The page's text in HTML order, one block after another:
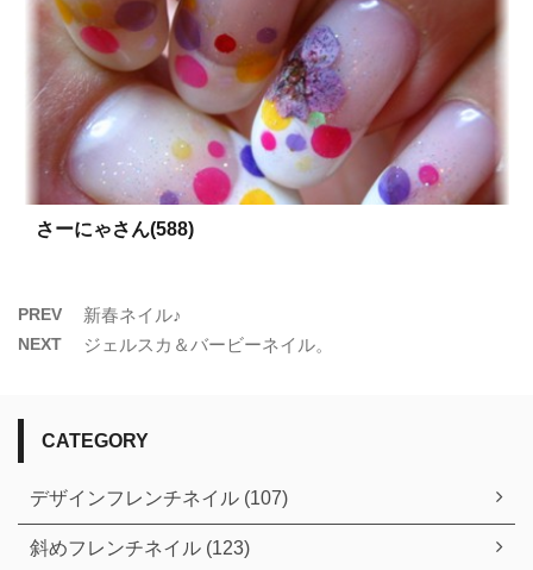
さーにゃさん(588)
PREV 新春ネイル♪
NEXT ジェルスカ＆バービーネイル。
CATEGORY
デザインフレンチネイル (107)
斜めフレンチネイル (123)